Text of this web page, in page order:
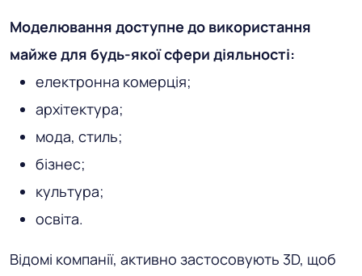
Моделювання доступне до використання
майже для будь-якої сфери діяльності:
електронна комерція;
архітектура;
мода, стиль;
бізнес;
культура;
освіта.
Відомі компанії, активно застосовують 3D, щоб